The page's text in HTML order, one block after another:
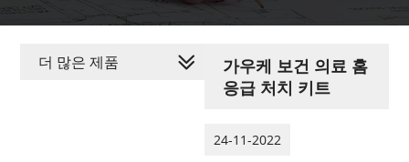
가우케 보건 의료 홈
응급 처치 키트
24-11-2022
더 많은 제품